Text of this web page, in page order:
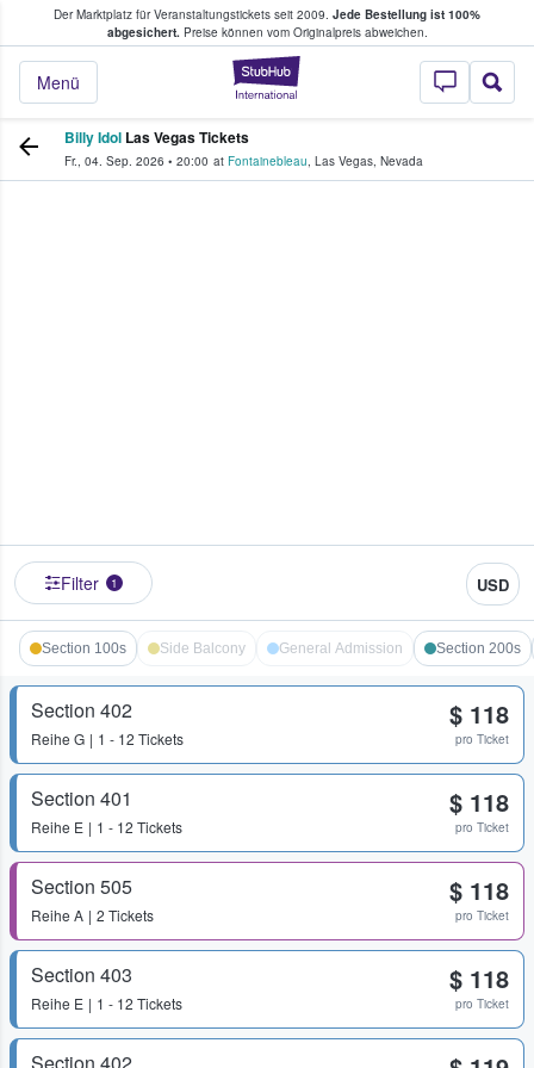
Der Marktplatz für Veranstaltungstickets seit 2009. Jede Bestellung ist 100%
abgesichert.Preise können vom Originalpreis abweichen.
StubHub - Wo
Menü
Tickets kaufen & verkaufen
Billy Idol Las Vegas Tickets
Fr., 04. Sep. 2026 • 20:00 at Fontainebleau, Las Vegas, Nevada
Filter 1 USD
Section 100s Side Balcony General Admission Section 200s
Section 402
Reihe G 1 - 12 Tickets
$ 118
pro Ticket
Section 401
Reihe E 1 - 12 Tickets
$ 118
pro Ticket
Section 505
Reihe A 2 Tickets
$ 118
pro Ticket
Section 403
Reihe E 1 - 12 Tickets
$ 118
pro Ticket